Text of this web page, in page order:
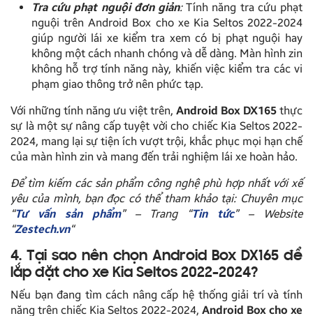
Tra cứu phạt nguội đơn giản:Tính năng tra cứu phạt
nguội trên Android Box cho xe Kia Seltos 2022-2024
giúp người lái xe kiểm tra xem có bị phạt nguội hay
không một cách nhanh chóng và dễ dàng. Màn hình zin
không hỗ trợ tính năng này, khiến việc kiểm tra các vi
phạm giao thông trở nên phức tạp.
Với những tính năng ưu việt trên, Android Box DX165 thực
sự là một sự nâng cấp tuyệt vời cho chiếc Kia Seltos 2022-
2024, mang lại sự tiện ích vượt trội, khắc phục mọi hạn chế
của màn hình zin và mang đến trải nghiệm lái xe hoàn hảo.
Để tìm kiếm các sản phẩm công nghệ phù hợp nhất với xế
yêu của mình, bạn đọc có thể tham khảo tại: Chuyên mục
“Tư vấn sản phẩm” – Trang “Tin tức” – Website
“Zestech.vn“
4. Tại sao nên chọn Android Box DX165 để
lắp đặt cho xe Kia Seltos 2022-2024?
Nếu bạn đang tìm cách nâng cấp hệ thống giải trí và tính
năng trên chiếc Kia Seltos 2022-2024, Android Box cho xe